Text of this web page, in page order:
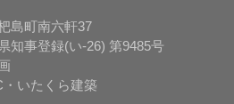
島町南六軒37
知事登録(い-26) 第9485号
いたくら建築